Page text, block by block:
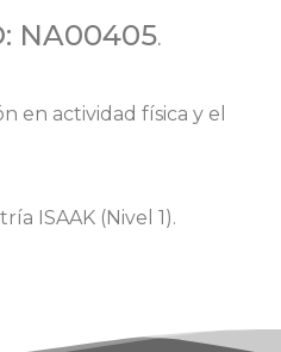
NA00405.
en actividad física y el
ISAAK (Nivel 1).